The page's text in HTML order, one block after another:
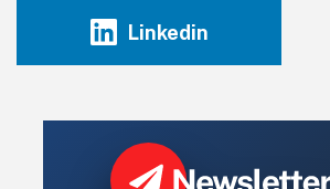
Linkedin